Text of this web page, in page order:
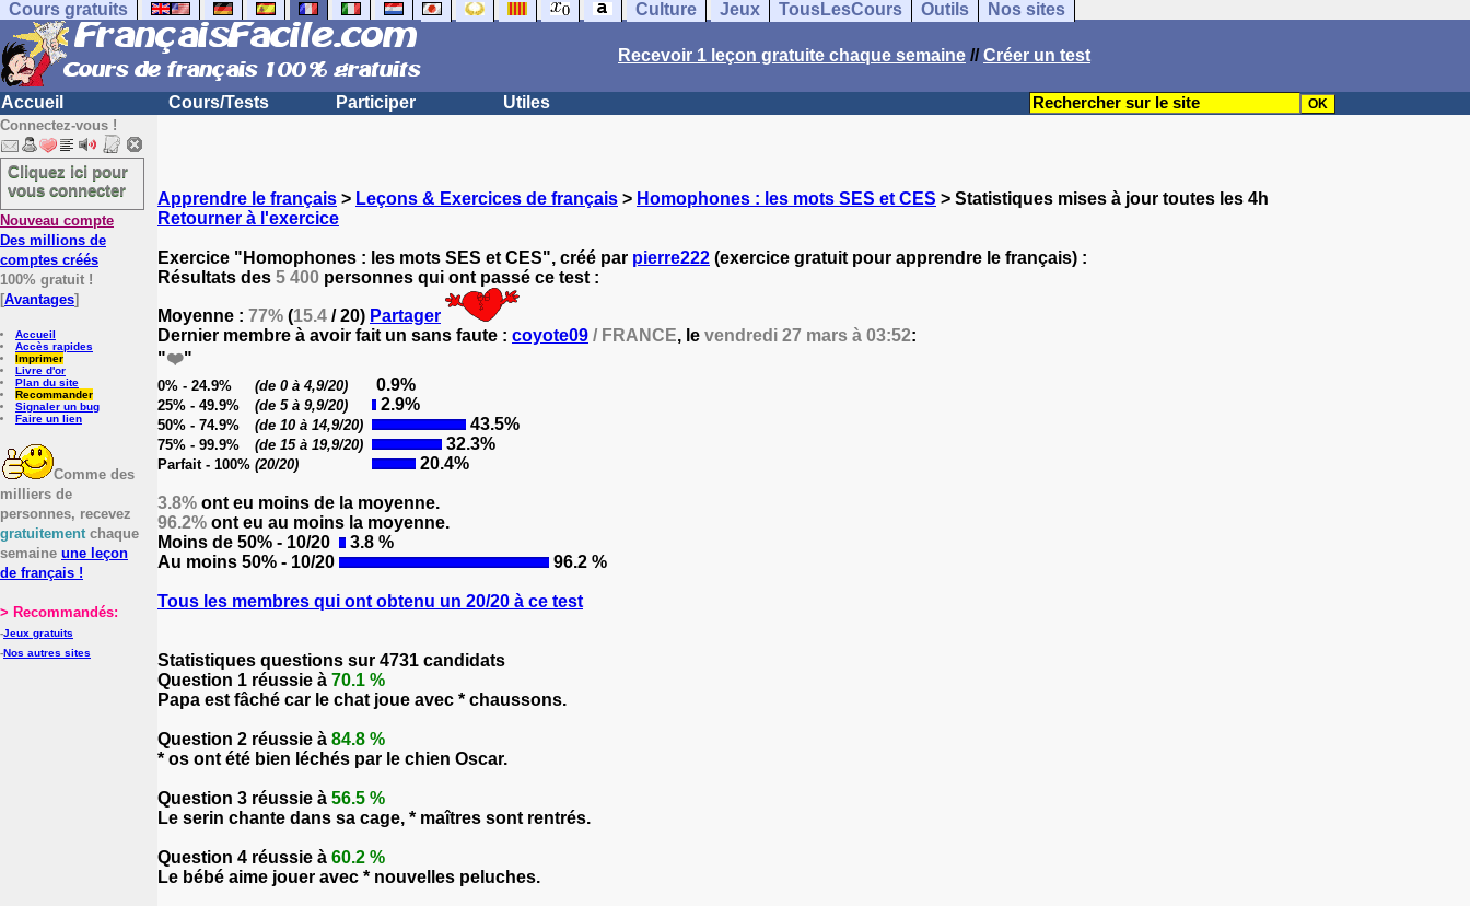
Cours gratuits Culture Jeux TousLesCours Outils Nos sites
Recevoir 1 leçon gratuite chaque semaine //Créer un test
Accueil Cours/Tests Participer Utiles
Connectez-vous !
Cliquez ici pour
vous connecter
Nouveau compte
Des millions de
comptes créés
100% gratuit !
[Avantages]
Accueil
Accès rapides
Imprimer
Livre d'or
Plan du site
Recommander
Signaler un bug
Faire un lien
Comme des
milliers de
personnes, recevez
gratuitementchaque
semaine une leçon
de français !
> Recommandés:
-Jeux gratuits
-Nos autres sites
Apprendre le français > Leçons & Exercices de français > Homophones : les mots SES et CES > Statistiques mises à jour toutes les 4h
Retourner à l'exercice
Exercice "Homophones : les mots SES et CES", créé par pierre222 (exercice gratuit pour apprendre le français) :
Résultats des 5 400 personnes qui ont passé ce test :
Moyenne : 77% (15.4 / 20) Partager
Dernier membre à avoir fait un sans faute : coyote09 / FRANCE, le vendredi 27 mars à 03:52:
"❤️"
0% - 24.9% (de 0 à 4,9/20) 0.9%
25% - 49.9% (de 5 à 9,9/20) 2.9%
50% - 74.9% (de 10 à 14,9/20) 43.5%
75% - 99.9% (de 15 à 19,9/20) 32.3%
Parfait - 100% (20/20) 20.4%
3.8% ont eu moins de la moyenne.
96.2% ont eu au moins la moyenne.
Moins de 50% - 10/20
3.8 %
Au moins 50% - 10/20
96.2 %
Tous les membres qui ont obtenu un 20/20 à ce test
Statistiques questions sur 4731 candidats
Question 1 réussie à 70.1 %
Papa est fâché car le chat joue avec * chaussons.
Question 2 réussie à 84.8 %
* os ont été bien léchés par le chien Oscar.
Question 3 réussie à 56.5 %
Le serin chante dans sa cage, * maîtres sont rentrés.
Question 4 réussie à 60.2 %
Le bébé aime jouer avec * nouvelles peluches.